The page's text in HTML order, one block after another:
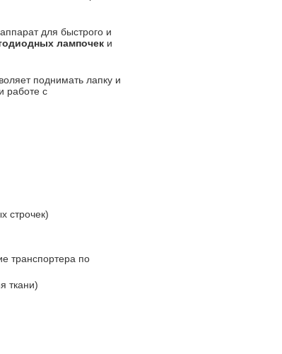
для быстрого и
лампочек и
поднимать лапку и
работе с
строчек)
транспортера по
ткани)